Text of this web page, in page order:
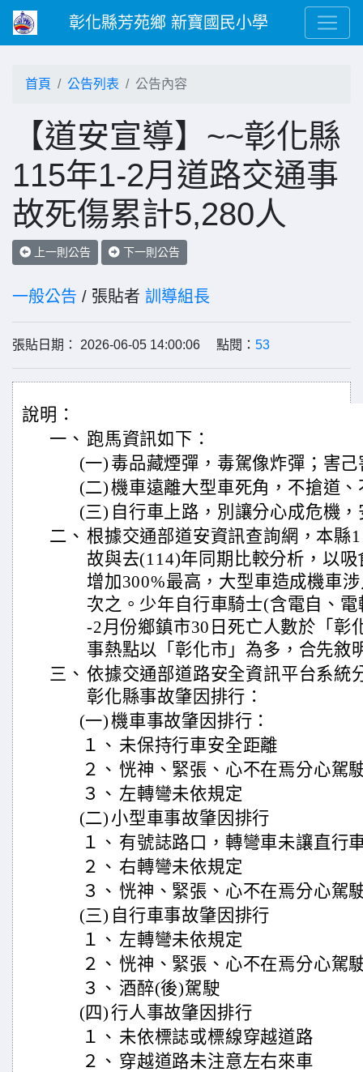
彰化縣芳苑鄉 新寶國民小學
首頁 公告列表 公告內容
【道安宣導】~~彰化縣
115年1-2月道路交通事
故死傷累計5,280人
上一則公告 下一則公告
一般公告 / 張貼者 訓導組長
張貼日期： 2026-06-05 14:00:06 點閱： 53
說明：
一、 跑馬資訊如下：
(一)毒品藏煙彈，毒駕像炸彈；害
(二)機車遠離大型車死角，不搶道
(三) 自行車上路，別讓分心成危機
二、 根據交通部道安資訊查詢網，本縣
故與去(114)年同期比較分析，以
增加300%最高，大型車造成機車
次之。少年自行車騎士(含電自、
-2月份鄉鎮市30日死亡人數於「彰
事熱點以「彰化市」為多，合先敘
三、 依據交通部道路安全資訊平台系統
彰化縣事故肇因排行：
(一)機車事故肇因排行：
１、 未保持行車安全距離
２、 恍神、緊張、心不在焉分心駕
３、 左轉彎未依規定
(二)小型車事故肇因排行
１、 有號誌路口，轉彎車未讓直行
２、 右轉彎未依規定
３、 恍神、緊張、心不在焉分心駕
(三) 自行車事故肇因排行
１、 左轉彎未依規定
２、 恍神、緊張、心不在焉分心駕
３、 酒醉(後)駕駛
(四)行人事故肇因排行
１、 未依標誌或標線穿越道路
２、 穿越道路未注意左右來車